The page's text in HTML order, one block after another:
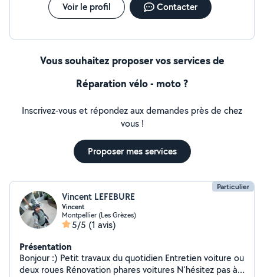
Voir le profil Contacter
Vous souhaitez proposer vos services de
Réparation vélo - moto ?
Inscrivez-vous et répondez aux demandes près de chez
vous !
Proposer mes services
Particulier
Vincent LEFEBURE
Vincent
Montpellier (Les Grèzes)
5/5 (1 avis)
Présentation
Bonjour :) Petit travaux du quotidien Entretien voiture ou
deux roues Rénovation phares voitures N'hésitez pas à